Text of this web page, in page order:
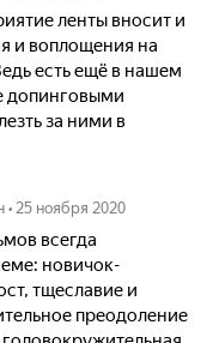
ленты вносит и
и воплощения на
есть ещё в нашем
допинговыми
за ними в
• 25 ноября 2020
всегда
новичок-
тщеславие и
преодоление